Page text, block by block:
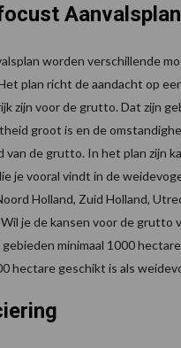
worden verschillende
plan richt de aandacht op
zijn voor de grutto. Dat zijn
groot is en de
van de grutto. In het plan zijn
je vooral vindt in de
Holland, Zuid Holland,
je de kansen voor de grutto
minimaal 1000
hectare geschikt is als